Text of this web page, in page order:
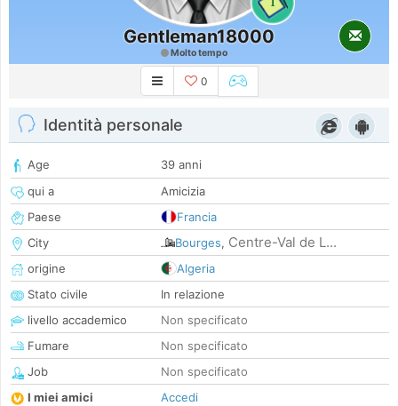
Gentleman18000
Molto tempo
0
Identità personale
Age
39 anni
qui a
Amicizia
Paese
Francia
City
Bourges, Centre-Val de L...
origine
Algeria
Stato civile
In relazione
livello accademico
Non specificato
Fumare
Non specificato
Job
Non specificato
I miei amici
Accedi